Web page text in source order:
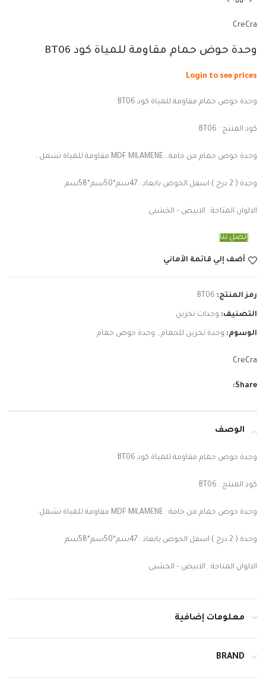
CreCra
وحدة حوض حمام مقاومة للمياة كود BT06
Login to see prices
وحدة حوض حمام مقاومة للمياة كود BT06
كود المنتج : BT06
وحدة حوض حمام من خامة : MDF MILAMENE مقاومة للمياة تشمل :
وحدة ( 2 درج ) اسفل الحوض بابعاد : 47سم*50سم*58سم
الالوان المتاحة : الابيض – الخشبى
إتصل بنا
أضف إلي قائمة الأماني
رمز المنتج: BT06
التصنيف: وحدات تخزين
الوسوم: وحدة تخزين للحمام , وحدة حوض حمام
CreCra
Share:
الوصف
وحدة حوض حمام مقاومة للمياة كود BT06
كود المنتج : BT06
وحدة حوض حمام من خامة : MDF MILAMENE مقاومة للمياة تشمل :
وحدة ( 2 درج ) اسفل الحوض بابعاد : 47سم*50سم*58سم
الالوان المتاحة : الابيض – الخشبى
معلومات إضافية
BRAND